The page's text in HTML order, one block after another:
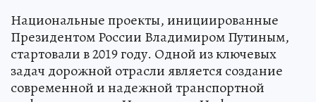
Национальные проекты, инициированные
Президентом России Владимиром Путиным,
стартовали в 2019 году. Одной из ключевых
задач дорожной отрасли является создание
современной и надежной транспортной